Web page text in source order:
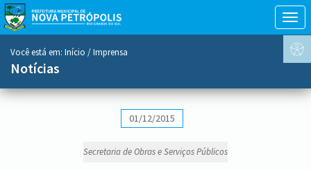
menu
Você está em: Início / Imprensa
Notícias
01/12/2015
Secretaria de Obras e Serviços Públicos